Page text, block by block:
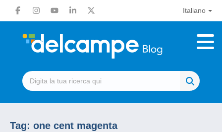
Italiano
Tag: one cent magenta